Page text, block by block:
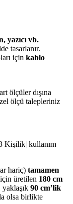
yazıcı vb.
tasarlanır.
için kablo
ölçüler dışına
ölçü talepleriniz
Kişilik| kullanım
hariç) tamamen
üretilen 180 cm
yaklaşık 90 cm’lik
olsa birlikte